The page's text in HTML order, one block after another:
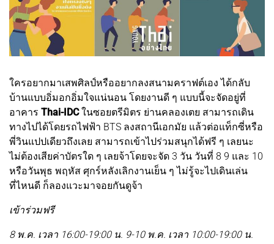
ใครอยากมาเสพศิลป์หรืออยากลงสนามคราฟต์เอง ได้กลับ
บ้านแบบอิ่มอกอิ่มใจแน่นอน โดยงานดี ๆ แบบนี้จะจัดอยู่ที่
อาคาร Thai-IDCในซอยตรีมิตร ย่านคลองเตย สามารถเดิน
ทางไปได้โดยรถไฟฟ้า BTS ลงสถานีเอกมัย แล้วต่อแท็กซี่หรือ
พี่วินแปปเดียวถึงเลย สามารถเข้าไปร่วมสนุกได้ฟรี ๆ เลยนะ
ไม่ต้องเสียค่าบัตรใด ๆ เลยจ้าโดยจะจัด 3 วัน วันที่ 8 9 และ 10
หรือวันพุธ พฤหัส ศุกร์หลังเลิกงานเย็น ๆ ไม่รู้จะไปเดินเล่น
ที่ไหนดี ก็ลองแวะมาจอยกันดูจ้า
เข้าร่วมฟรี
8 พ.ค. เวลา 16:00-19:00 น. 9-10 พ.ค. เวลา 10:00-19:00 น.